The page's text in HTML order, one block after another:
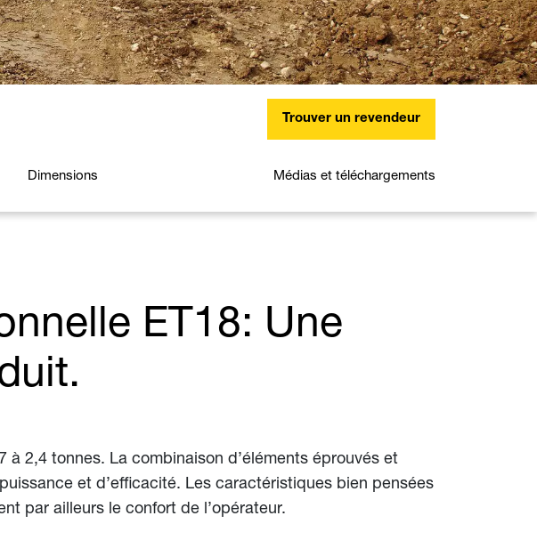
Trouver un revendeur
Dimensions Médias et téléchargements
ET18: Une
2,4 tonnes. La combinaison d’éléments éprouvés et
et d’efficacité. Les caractéristiques bien pensées
par ailleurs le confort de l’opérateur.